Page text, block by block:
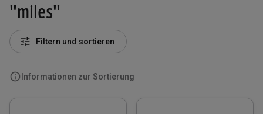
"miles"
Informationen zur Sortierung
Filtern und sortieren